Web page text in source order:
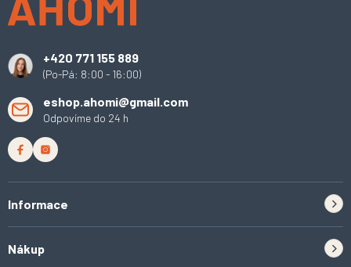
+420 771 155 889
(Po-Pá: 8:00 - 16:00)
eshop.ahomi@gmail.com
Odpovíme do 24 h
Informace
Nákup